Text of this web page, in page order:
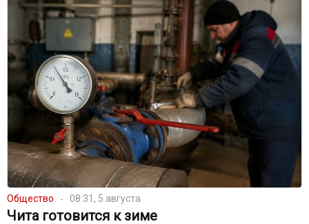
Общество 08:31, 5 августа
Чита готовится к зиме